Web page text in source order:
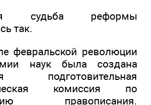
судьба реформы
так.
февральской революции
наук была создана
подготовительная
комиссия по
правописания.